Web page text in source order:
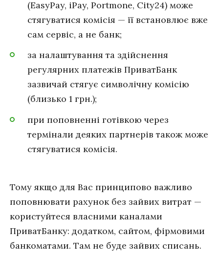
(EasyPay, iPay, Portmone, City24) може
стягуватися комісія — її встановлює вже
сам сервіс, а не банк;
за налаштування та здійснення
регулярних платежів ПриватБанк
зазвичай стягує символічну комісію
(близько 1 грн.);
при поповненні готівкою через
термінали деяких партнерів також може
стягуватися комісія.
Тому якщо для Вас принципово важливо
поповнювати рахунок без зайвих витрат —
користуйтеся власними каналами
ПриватБанку: додатком, сайтом, фірмовими
банкоматами. Там не буде зайвих списань.